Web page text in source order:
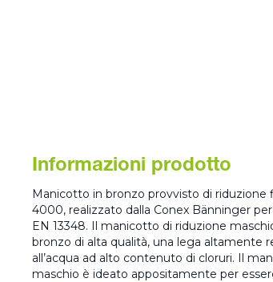
Informazioni prodotto
Manicotto in bronzo provvisto di
4000, realizzato dalla Conex Bänninger
EN 13348. Il manicotto di riduzione
bronzo di alta qualità, una lega altamente
all’acqua ad alto contenuto di cloruri. Il
maschio è ideato appositamente per